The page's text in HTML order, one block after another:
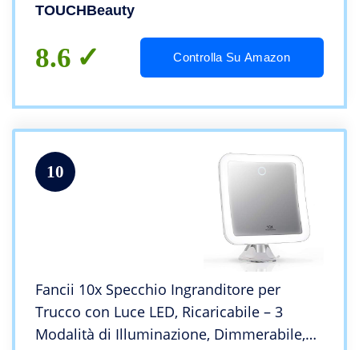
TOUCHBeauty
8.6 Controlla Su Amazon
10
Fancii 10x Specchio Ingranditore per
Trucco con Luce LED, Ricaricabile – 3
Modalità di Illuminazione, Dimmerabile,